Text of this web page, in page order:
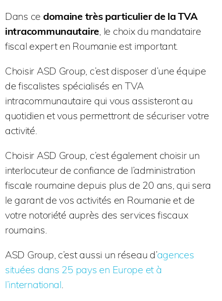
Dans ce domaine très particulier de la TVA
intracommunautaire, le choix du mandataire
fiscal expert en Roumanie est important.
Choisir ASD Group, c’est disposer d’une équipe
de fiscalistes spécialisés en TVA
intracommunautaire qui vous assisteront au
quotidien et vous permettront de sécuriser votre
activité.
Choisir ASD Group, c’est également choisir un
interlocuteur de confiance de l’administration
fiscale roumaine depuis plus de 20 ans, qui sera
le garant de vos activités en Roumanie et de
votre notoriété auprès des services fiscaux
roumains.
ASD Group, c’est aussi un réseau d’agences
situées dans 25 pays en Europe et à
l’international.